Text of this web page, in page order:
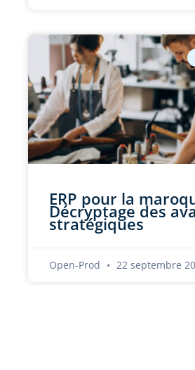
ERP pour la
Décryptage des
stratégiques
Open-Prod 22 septembre